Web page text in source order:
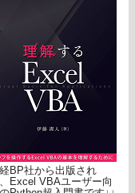
BP社から出版され
Excel VBAユーザー向